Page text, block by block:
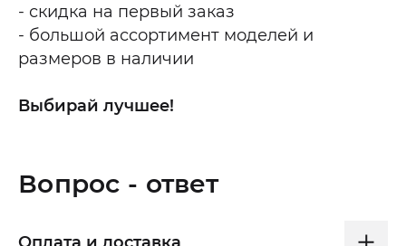
- скидка на первый заказ
- большой ассортимент моделей и
размеров в наличии
Выбирай лучшее!
Вопрос - ответ